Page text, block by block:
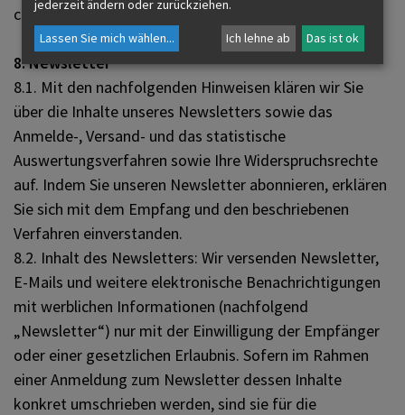
choices/) widersprechen.
8. Newsletter
8.1. Mit den nachfolgenden Hinweisen klären wir Sie
über die Inhalte unseres Newsletters sowie das
Anmelde-, Versand- und das statistische
Auswertungsverfahren sowie Ihre Widerspruchsrechte
auf. Indem Sie unseren Newsletter abonnieren, erklären
Sie sich mit dem Empfang und den beschriebenen
Verfahren einverstanden.
8.2. Inhalt des Newsletters: Wir versenden Newsletter,
E-Mails und weitere elektronische Benachrichtigungen
mit werblichen Informationen (nachfolgend
„Newsletter“) nur mit der Einwilligung der Empfänger
oder einer gesetzlichen Erlaubnis. Sofern im Rahmen
einer Anmeldung zum Newsletter dessen Inhalte
konkret umschrieben werden, sind sie für die
jederzeit ändern oder zurückziehen.
Lassen Sie mich wählen... Ich lehne ab Das ist ok